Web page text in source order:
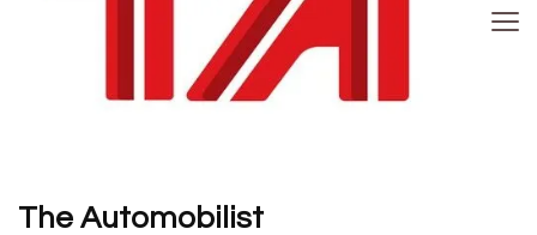
The Automobilist